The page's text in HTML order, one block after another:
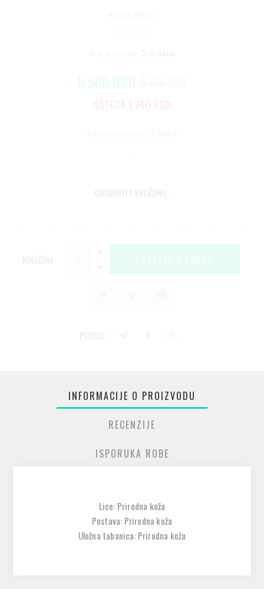
INFORMACIJE O PROIZVODU
RECENZIJE
ISPORUKA ROBE
Lice: Prirodna koža
Postava: Prirodna koža
Uložna tabanica: Prirodna koža